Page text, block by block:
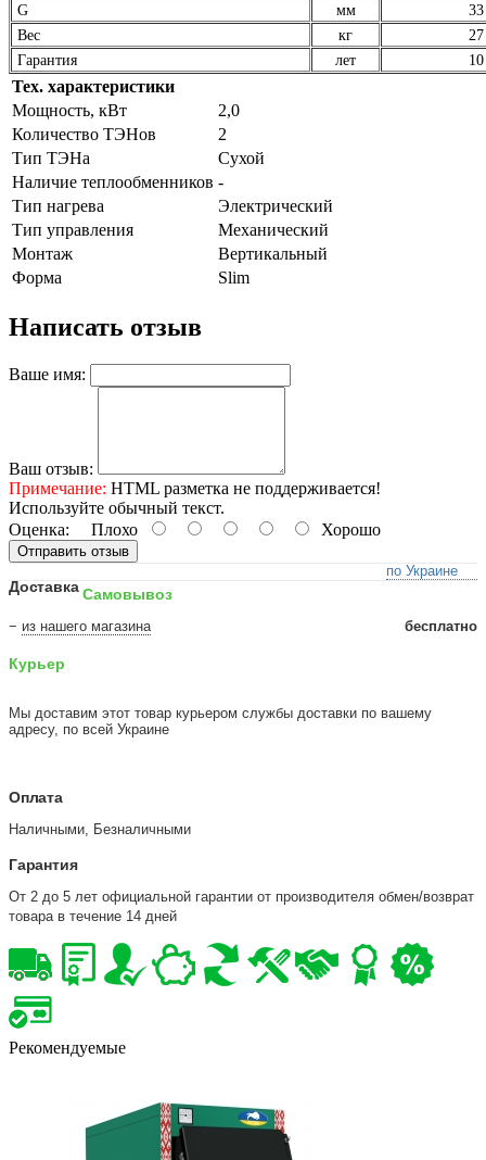
G
мм
33
Вес
кг
27
Гарантия
лет 10
Тех. характеристики
Мощность, кВт
2,0
Количество ТЭНов
2
Тип ТЭНа
Сухой
Наличие теплообменников -
Тип нагрева
Электрический
Тип управления
Механический
Монтаж
Вертикальный
Форма
Slim
Написать отзыв
Ваше имя:
Ваш отзыв:
Примечание: HTML разметка не поддерживается!
Используйте обычный текст.
Оценка: Плохо Хорошо
Отправить отзыв
Доставка
по Украине
Самовывоз
− из нашего магазина бесплатно
Курьер
Мы доставим этот товар курьером службы доставки по вашему
адресу, по всей Украине
Оплата
Наличными, Безналичными
Гарантия
От 2 до 5 лет официальной гарантии от производителя обмен/возврат
товара в течение 14 дней
Рекомендуемые